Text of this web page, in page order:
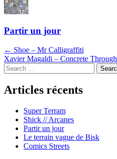
Partir un jour
Navigation
dans
les
articles
← Shoe – Mr Calligraffiti
Xavier Magaldi – Concrete Through
Search
Articles récents
Super Terram
Shick // Arcanes
Partir un jour
Le terrain vague de Bisk
Comics Streets